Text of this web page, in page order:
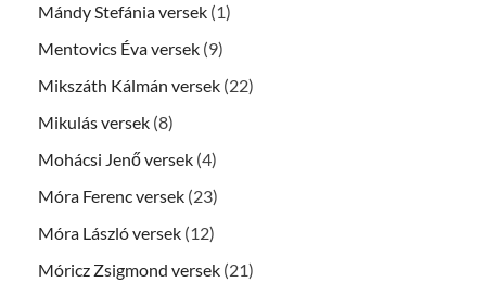
Mándy Stefánia versek (1)
Mentovics Éva versek (9)
Mikszáth Kálmán versek (22)
Mikulás versek (8)
Mohácsi Jenő versek (4)
Móra Ferenc versek (23)
Móra László versek (12)
Móricz Zsigmond versek (21)